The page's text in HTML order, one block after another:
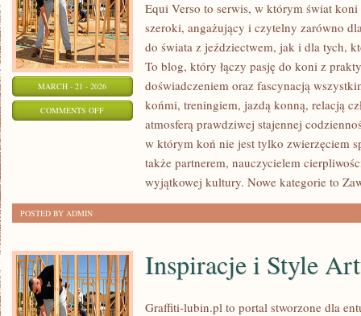
MARCH - 21 - 2026
COMMENTS OFFON
JEŹDZIECTWO
Equi Verso to serwis, w którym świat
szeroki, angażujący i czytelny zarówno
do świata z jeździectwem, jak i dla tych,
To blog, który łączy pasję do koni z
doświadczeniem oraz fascynacją
końmi, treningiem, jazdą konną, relacją
atmosferą prawdziwej stajennej
w którym koń nie jest tylko zwierzęciem
także partnerem, nauczycielem
wyjątkowej kultury. Nowe kategorie to
POSTED BY ADMIN
Inspiracje i Style
Graffiti-lubin.pl to portal stworzone dla